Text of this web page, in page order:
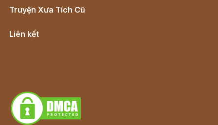
Truyện Xưa Tích Cũ
Liên kết